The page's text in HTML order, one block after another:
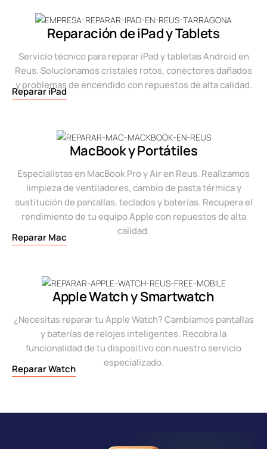
Reparación de iPad y Tablets
Servicio técnico para reparar iPad y tabletas Android en
Reus. Solucionamos cristales rotos, conectores dañados
y problemas de encendido con repuestos de alta calidad.
Reparar iPad
MacBook y Portátiles
Especialistas en MacBook Pro y Air en Reus. Realizamos
limpieza de ventiladores, cambio de pasta térmica y
sustitución de pantallas, teclados y baterías. Recupera el
rendimiento de tu equipo Apple con repuestos de alta
calidad.
Reparar Mac
Apple Watch y Smartwatch
¿Necesitas reparar tu Apple Watch? Cambiamos pantallas
y baterías de relojes inteligentes. Recobra la
funcionalidad de tu dispositivo con nuestro servicio
especializado.
Reparar Watch